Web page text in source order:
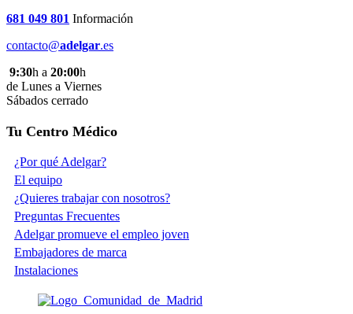
681 049 801 Información
contacto@adelgar.es
9:30h a 20:00h
de Lunes a Viernes
Sábados cerrado
Tu Centro Médico
¿Por qué Adelgar?
El equipo
¿Quieres trabajar con nosotros?
Preguntas Frecuentes
Adelgar promueve el empleo joven
Embajadores de marca
Instalaciones